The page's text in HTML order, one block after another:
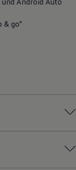
& go"